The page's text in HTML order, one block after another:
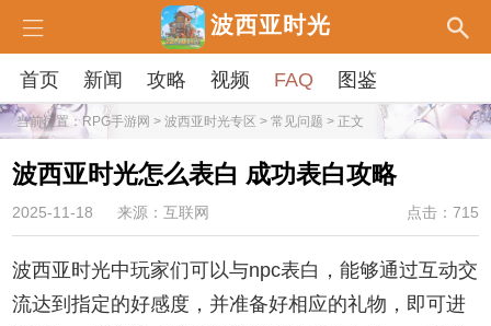
波西亚时光
首页 新闻 攻略 视频 FAQ 图鉴
当前位置：RPG手游网 > 波西亚时光专区 > 常见问题 > 正文
波西亚时光怎么表白 成功表白攻略
2025-11-18 来源：互联网 点击：715
波西亚时光中玩家们可以与npc表白，能够通过互动交
流达到指定的好感度，并准备好相应的礼物，即可进